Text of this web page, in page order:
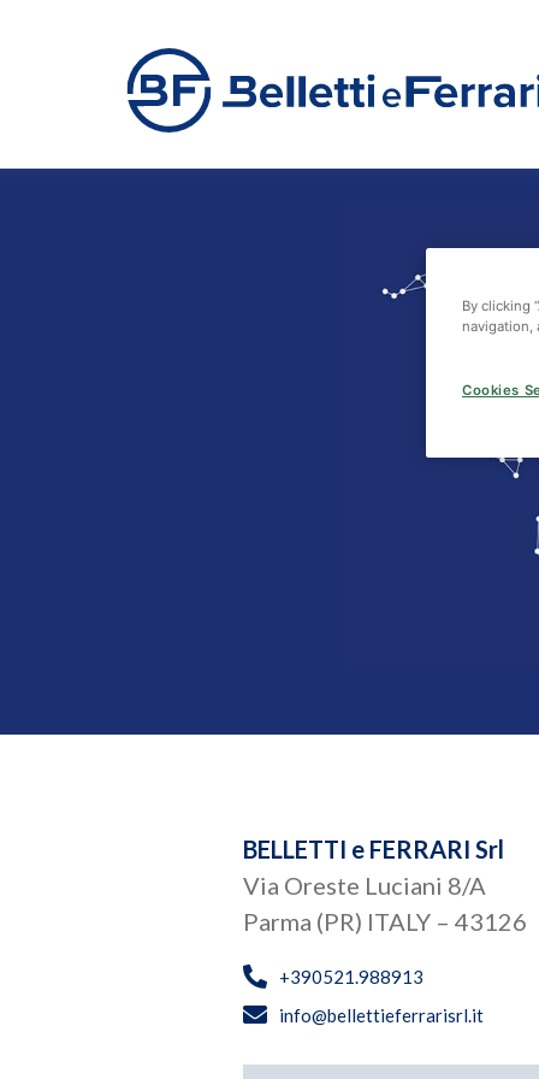
BELLETTI e FERRARI Srl
Via Oreste Luciani 8/A
Parma (PR) ITALY – 43126
+390521.988913
info@bellettieferrarisrl.it
By clicking
navigation,
Cookies